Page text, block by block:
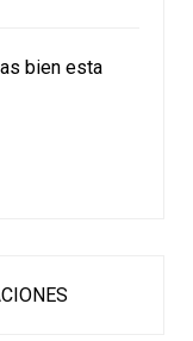
bien esta